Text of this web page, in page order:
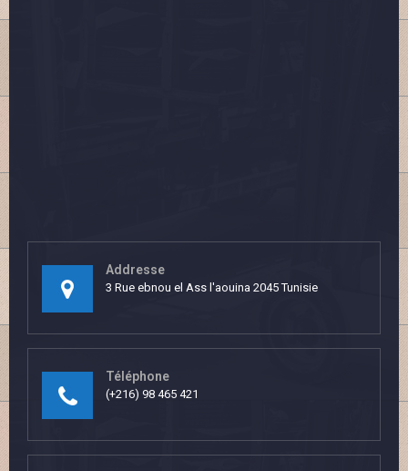
Addresse
3 Rue ebnou el Ass l'aouina 2045 Tunisie
Téléphone
(+216) 98 465 421